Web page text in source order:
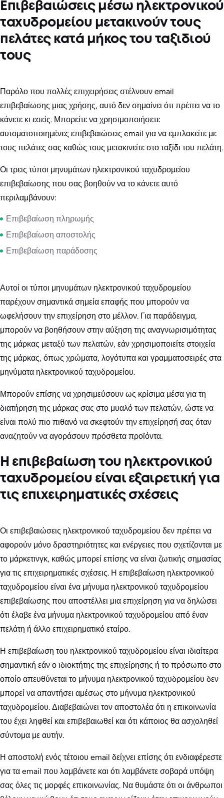
Επιβεβαιώσεις μέσω ηλεκτρονικού
ταχυδρομείου μετακινούν τους
πελάτες κατά μήκος του ταξιδιού
τους
Παρόλο που πολλές επιχειρήσεις στέλνουν email
επιβεβαίωσης μιας χρήσης, αυτό δεν σημαίνει ότι πρέπει να το
κάνετε κι εσείς. Μπορείτε να χρησιμοποιήσετε
αυτοματοποιημένες επιβεβαιώσεις email για να εμπλακείτε με
τους πελάτες σας καθώς τους μετακινείτε στο ταξίδι του πελάτη.
Οι τρεις τύποι μηνυμάτων ηλεκτρονικού ταχυδρομείου
επιβεβαίωσης που σας βοηθούν να το κάνετε αυτό
περιλαμβάνουν:
Επιβεβαίωση πληρωμής
Επιβεβαίωση αποστολής
Επιβεβαίωση παράδοσης
Αυτοί οι τύποι μηνυμάτων ηλεκτρονικού ταχυδρομείου
παρέχουν σημαντικά σημεία επαφής που μπορούν να
ωφελήσουν την επιχείρηση στο μέλλον. Για παράδειγμα,
μπορούν να βοηθήσουν στην αύξηση της αναγνωρισιμότητας
της μάρκας μεταξύ των πελατών, εάν χρησιμοποιείτε στοιχεία
της μάρκας, όπως χρώματα, λογότυπα και γραμματοσειρές στα
μηνύματα ηλεκτρονικού ταχυδρομείου.
Μπορούν επίσης να χρησιμεύσουν ως κρίσιμα μέσα για τη
διατήρηση της μάρκας σας στο μυαλό των πελατών, ώστε να
είναι πολύ πιο πιθανό να σκεφτούν την επιχείρησή σας όταν
αναζητούν να αγοράσουν πρόσθετα προϊόντα.
Η επιβεβαίωση του ηλεκτρονικού
ταχυδρομείου είναι εξαιρετική για
τις επιχειρηματικές σχέσεις
Οι επιβεβαιώσεις ηλεκτρονικού ταχυδρομείου δεν πρέπει να
αφορούν μόνο δραστηριότητες και ενέργειες που σχετίζονται με
το μάρκετινγκ, καθώς μπορεί επίσης να είναι ζωτικής σημασίας
για τις επιχειρηματικές σχέσεις. Η επιβεβαίωση ηλεκτρονικού
ταχυδρομείου είναι ένα μήνυμα ηλεκτρονικού ταχυδρομείου
επιβεβαίωσης που αποστέλλει μια επιχείρηση για να δηλώσει
ότι έλαβε ένα μήνυμα ηλεκτρονικού ταχυδρομείου από έναν
πελάτη ή άλλο επιχειρηματικό εταίρο.
Η επιβεβαίωση του ηλεκτρονικού ταχυδρομείου είναι ιδιαίτερα
σημαντική εάν ο ιδιοκτήτης της επιχείρησης ή το πρόσωπο στο
οποίο απευθύνεται το μήνυμα ηλεκτρονικού ταχυδρομείου δεν
μπορεί να απαντήσει αμέσως στο μήνυμα ηλεκτρονικού
ταχυδρομείου. Διαβεβαιώνει τον αποστολέα ότι η επικοινωνία
του έχει ληφθεί και επιβεβαιωθεί και ότι κάποιος θα ασχοληθεί
σύντομα με αυτήν.
Η αποστολή ενός τέτοιου email δείχνει επίσης ότι ενδιαφέρεστε
για τα email που λαμβάνετε και ότι λαμβάνετε σοβαρά υπόψη
σας όλες τις μορφές επικοινωνίας. Να θυμάστε ότι οι άνθρωποι